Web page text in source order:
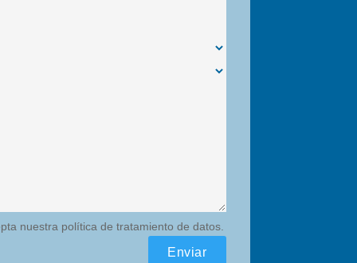
nuestra política de tratamiento de datos.